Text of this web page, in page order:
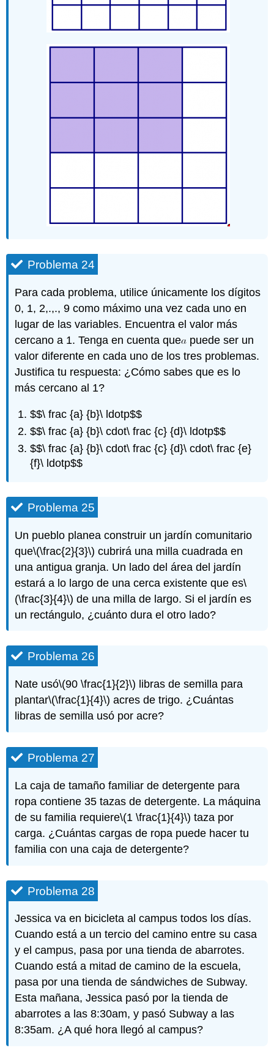
Problema 24
Para cada problema, utilice únicamente los dígitos
0, 1, 2,.,., 9 como máximo una vez cada uno en
lugar de las variables. Encuentra el valor más
cercano a 1. Tenga en cuenta que
puede ser un
valor diferente en cada uno de los tres problemas.
Justifica tu respuesta: ¿Cómo sabes que es lo
más cercano al 1?
$$\ frac {a} {b}\ ldotp$$
$$\ frac {a} {b}\ cdot\ frac {c} {d}\ ldotp$$
$$\ frac {a} {b}\ cdot\ frac {c} {d}\ cdot\ frac {e}
{f}\ ldotp$$
Problema 25
Un pueblo planea construir un jardín comunitario
que\(\frac{2}{3}\) cubrirá una milla cuadrada en
una antigua granja. Un lado del área del jardín
estará a lo largo de una cerca existente que es\
(\frac{3}{4}\) de una milla de largo. Si el jardín es
un rectángulo, ¿cuánto dura el otro lado?
Problema 26
Nate usó\(90 \frac{1}{2}\) libras de semilla para
plantar\(\frac{1}{4}\) acres de trigo. ¿Cuántas
libras de semilla usó por acre?
Problema 27
La caja de tamaño familiar de detergente para
ropa contiene 35 tazas de detergente. La máquina
de su familia requiere\(1 \frac{1}{4}\) taza por
carga. ¿Cuántas cargas de ropa puede hacer tu
familia con una caja de detergente?
Problema 28
Jessica va en bicicleta al campus todos los días.
Cuando está a un tercio del camino entre su casa
y el campus, pasa por una tienda de abarrotes.
Cuando está a mitad de camino de la escuela,
pasa por una tienda de sándwiches de Subway.
Esta mañana, Jessica pasó por la tienda de
abarrotes a las 8:30am, y pasó Subway a las
8:35am. ¿A qué hora llegó al campus?